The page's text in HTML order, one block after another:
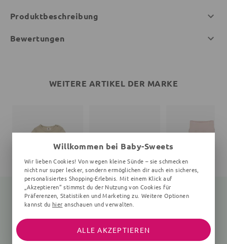
Produktbeschreibung
Bewertungen
WEITERE ARTIKEL DER MARKE
Langarmbody
Unifarben, beige
26,91 €
Print
25,35 € 27,90 €
Babyhose
Unifarben, rosa
24,90 €
Willkommen bei Baby-Sweets
Wir lieben Cookies! Von wegen kleine Sünde – sie schmecken
nicht nur super lecker, sondern ermöglichen dir auch ein sicheres,
personalisiertes Shopping-Erlebnis. Mit einem Klick auf
„Akzeptieren“ stimmst du der Nutzung von Cookies für
Präferenzen, Statistiken und Marketing zu. Weitere Optionen
kannst du hier anschauen und verwalten.
ALLE AKZEPTIEREN